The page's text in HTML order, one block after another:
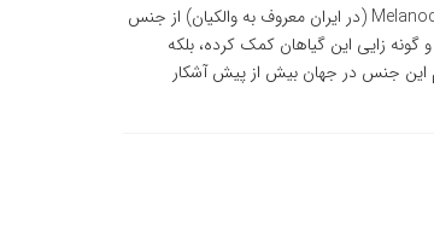
صفات مورفولوژیکی و الگوهای پراکنش بیوجغرافیایی زیرجنس Melanocrommyum (در ایران معروف به والکیان) از جنس
گونه زایی این گیاهان کمک کرده، بلکه
این جنس در جهان بیش از پیش آشکار